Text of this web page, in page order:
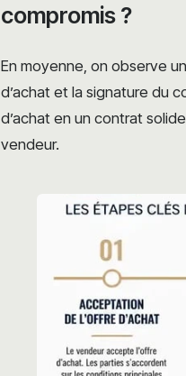
compromis ?
En moyenne, on observe un
d’achat et la signature du
d’achat en un contrat
vendeur.